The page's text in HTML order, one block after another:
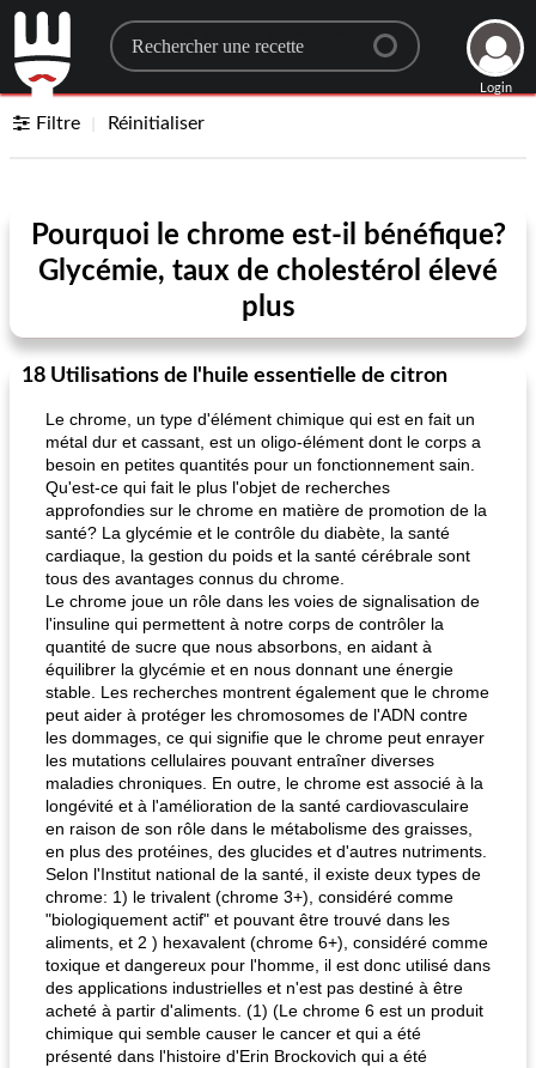
Search for a recipe
Login
Filtre Réinitialiser
Pourquoi le chrome est-il bénéfique?
Glycémie, taux de cholestérol élevé
plus
18 Utilisations de l'huile essentielle de citron
Le chrome, un type d'élément chimique qui est en fait un
métal dur et cassant, est un oligo-élément dont le corps a
besoin en petites quantités pour un fonctionnement sain.
Qu'est-ce qui fait le plus l'objet de recherches
approfondies sur le chrome en matière de promotion de la
santé? La glycémie et le contrôle du diabète, la santé
cardiaque, la gestion du poids et la santé cérébrale sont
tous des avantages connus du chrome.
Le chrome joue un rôle dans les voies de signalisation de
l'insuline qui permettent à notre corps de contrôler la
quantité de sucre que nous absorbons, en aidant à
équilibrer la glycémie et en nous donnant une énergie
stable. Les recherches montrent également que le chrome
peut aider à protéger les chromosomes de l'ADN contre
les dommages, ce qui signifie que le chrome peut enrayer
les mutations cellulaires pouvant entraîner diverses
maladies chroniques. En outre, le chrome est associé à la
longévité et à l'amélioration de la santé cardiovasculaire
en raison de son rôle dans le métabolisme des graisses,
en plus des protéines, des glucides et d'autres nutriments.
Selon l'Institut national de la santé, il existe deux types de
chrome: 1) le trivalent (chrome 3+), considéré comme
"biologiquement actif" et pouvant être trouvé dans les
aliments, et 2 ) hexavalent (chrome 6+), considéré comme
toxique et dangereux pour l'homme, il est donc utilisé dans
des applications industrielles et n'est pas destiné à être
acheté à partir d'aliments. (1) (Le chrome 6 est un produit
chimique qui semble causer le cancer et qui a été
présenté dans l'histoire d'Erin Brockovich qui a été